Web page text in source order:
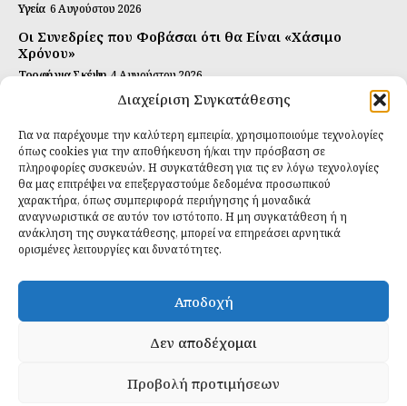
Διαχείριση Συγκατάθεσης
Για να παρέχουμε την καλύτερη εμπειρία, χρησιμοποιούμε τεχνολογίες
όπως cookies για την αποθήκευση ή/και την πρόσβαση σε
πληροφορίες συσκευών. Η συγκατάθεση για τις εν λόγω τεχνολογίες
θα μας επιτρέψει να επεξεργαστούμε δεδομένα προσωπικού
χαρακτήρα, όπως συμπεριφορά περιήγησης ή μοναδικά
αναγνωριστικά σε αυτόν τον ιστότοπο. Η μη συγκατάθεση ή η
ανάκληση της συγκατάθεσης, μπορεί να επηρεάσει αρνητικά
ορισμένες λειτουργίες και δυνατότητες.
Αποδοχή
Δεν αποδέχομαι
Προβολή προτιμήσεων
Υγεία 6 Αυγούστου 2026
Οι Συνεδρίες που Φοβάσαι ότι θα Είναι «Χάσιμο
Χρόνου»
Τροφή για Σκέψη 4 Αυγούστου 2026
Αυτή Είναι η Συνταγή για Τέλεια Κομπούτσα
Ιδανικές Τροφές 26 Ιουλίου 2026
Εγγραφείτε
ΕΓΓΡΑΦΉ
Έχω διαβάσει και δέχομαι τηνπολιτική απορρήτου